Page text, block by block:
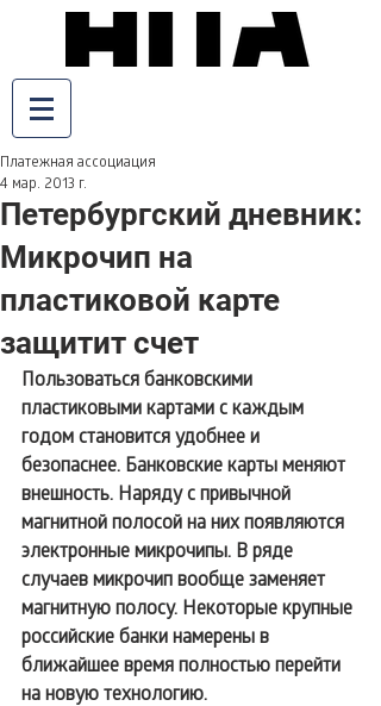
Петербургский дневник:
Микрочип на
пластиковой карте
защитит счет
Платежная ассоциация
4 мар. 2013 г.
Пользоваться банковскими
пластиковыми картами с каждым
годом становится удобнее и
безопаснее. Банковские карты меняют
внешность. Наряду с привычной
магнитной полосой на них появляются
электронные микрочипы. В ряде
случаев микрочип вообще заменяет
магнитную полосу. Некоторые крупные
российские банки намерены в
ближайшее время полностью перейти
на новую технологию.